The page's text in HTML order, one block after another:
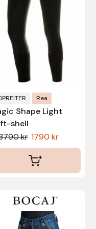
Rea
Shape Light
shell
kr 1790 kr